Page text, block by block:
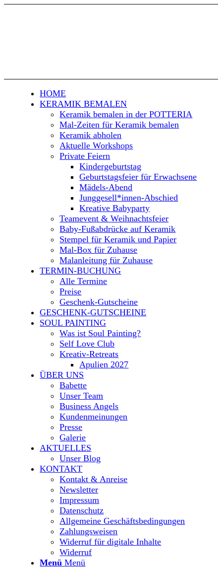
HOME
KERAMIK BEMALEN
Keramik bemalen in der POTTERIA
Mal-Zeiten für Keramik bemalen
Keramik abholen
Aktuelle Workshops
Private Feiern
Kindergeburtstag
Geburtstagsfeier für Erwachsene
Mädels-Abend
Junggesell*innen-Abschied
Kreative Babyparty
Teamevent & Weihnachtsfeier
Baby-Fußabdrücke auf Keramik
Stempel für Keramik und Papier
Mal-Box für Zuhause
Malanleitung für Zuhause
TERMIN-BUCHUNG
Alle Termine
Preise
Geschenk-Gutscheine
GESCHENK-GUTSCHEINE
SOUL PAINTING
Was ist Soul Painting?
Self Love Club
Kreativ-Retreats
Apulien 2027
ÜBER UNS
Babette
Unser Team
Business Angels
Kundenmeinungen
Presse
Galerie
AKTUELLES
Unser Blog
KONTAKT
Kontakt & Anreise
Newsletter
Impressum
Datenschutz
Allgemeine Geschäftsbedingungen
Zahlungsweisen
Widerruf für digitale Inhalte
Widerruf
Menü Menü